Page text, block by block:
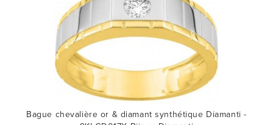
Bague chevalière or & diamant synthétique Diamanti -